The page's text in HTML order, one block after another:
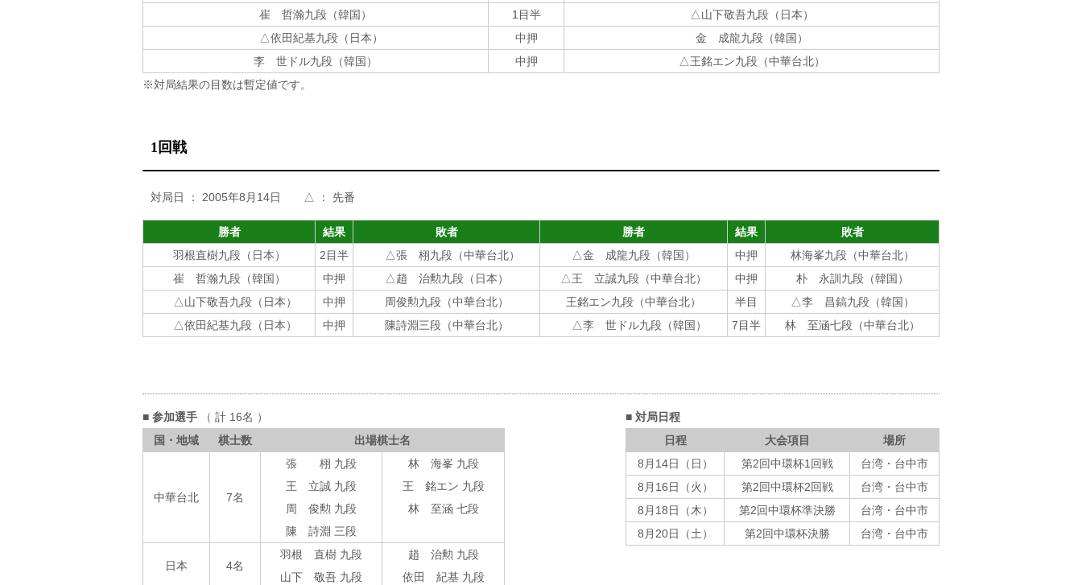
崔 哲瀚九段（韓国）
1目半
△山下敬吾九段（日本）
△依田紀基九段（日本）
中押
金 成龍九段（韓国）
李 世ドル九段（韓国）
中押
△王銘エン九段（中華台北）
※対局結果の目数は暫定値です。
1回戦
対局日 ： 2005年8月14日 △ ： 先番
勝者 結果 敗者 勝者 結果
敗者
羽根直樹九段（日本）
2目半 △張 栩九段（中華台北） △金 成龍九段（韓国） 中押
林海峯九段（中華台北）
崔 哲瀚九段（韓国）
中押 △趙 治勲九段（日本） △王 立誠九段（中華台北） 中押
朴 永訓九段（韓国）
△山下敬吾九段（日本）
中押 周俊勲九段（中華台北） 王銘エン九段（中華台北） 半目
△李 昌鎬九段（韓国）
△依田紀基九段（日本）
中押 陳詩淵三段（中華台北） △李 世ドル九段（韓国） 7目半 林 至涵七段（中華台北）
■ 参加選手 （ 計 16名 ）
国・地域
棋士数 出場棋士名
中華台北 7名
張 栩 九段
王 立誠 九段
周 俊勲 九段
陳 詩淵 三段
林 海峯 九段
王 銘エン 九段
林 至涵 七段
日本 4名
羽根 直樹 九段
山下 敬吾 九段
趙 治勲 九段
依田 紀基 九段
■ 対局日程
日程
大会項目
場所
8月14日（日）
第2回中環杯1回戦
台湾・台中市
8月16日（火）
第2回中環杯2回戦
台湾・台中市
8月18日（木）
第2回中環杯準決勝
台湾・台中市
8月20日（土）
第2回中環杯決勝 台湾・台中市